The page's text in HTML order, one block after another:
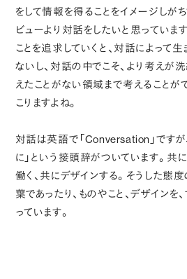
をして情報を得ることをイメージしが
ビューより対話をしたいと思っています
ことを追求していくと、対話によって
ないし、対話の中でこそ、より考えが
えたことがない領域まで考えることが
こりますよね。
対話は英語で「Conversation」ですが
に」という接頭辞がついています。共
働く、共にデザインする。そうした態
葉であったり、ものやこと、デザインを
っています。